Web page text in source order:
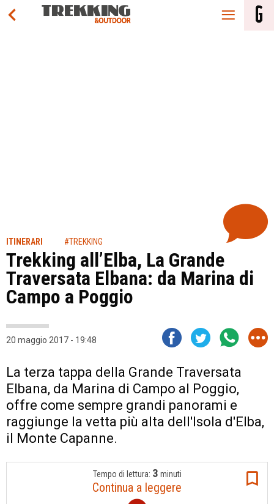
ITINERARI #TREKKING
Trekking all’Elba, La Grande
Traversata Elbana: da Marina di
Campo a Poggio
20 maggio 2017 - 19:48
La terza tappa della Grande Traversata
Elbana, da Marina di Campo al Poggio,
offre come sempre grandi panorami e
raggiunge la vetta più alta dell'Isola d'Elba,
il Monte Capanne.
Tempo di lettura: 3 minuti
Continua a leggere